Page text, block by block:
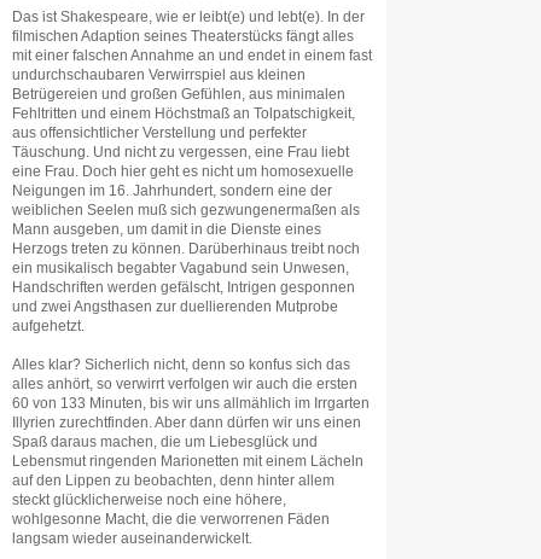
Das ist Shakespeare, wie er leibt(e) und lebt(e). In der
filmischen Adaption seines Theaterstücks fängt alles
mit einer falschen Annahme an und endet in einem fast
undurchschaubaren Verwirrspiel aus kleinen
Betrügereien und großen Gefühlen, aus minimalen
Fehltritten und einem Höchstmaß an Tolpatschigkeit,
aus offensichtlicher Verstellung und perfekter
Täuschung. Und nicht zu vergessen, eine Frau liebt
eine Frau. Doch hier geht es nicht um homosexuelle
Neigungen im 16. Jahrhundert, sondern eine der
weiblichen Seelen muß sich gezwungenermaßen als
Mann ausgeben, um damit in die Dienste eines
Herzogs treten zu können. Darüberhinaus treibt noch
ein musikalisch begabter Vagabund sein Unwesen,
Handschriften werden gefälscht, Intrigen gesponnen
und zwei Angsthasen zur duellierenden Mutprobe
aufgehetzt.
Alles klar? Sicherlich nicht, denn so konfus sich das
alles anhört, so verwirrt verfolgen wir auch die ersten
60 von 133 Minuten, bis wir uns allmählich im Irrgarten
Illyrien zurechtfinden. Aber dann dürfen wir uns einen
Spaß daraus machen, die um Liebesglück und
Lebensmut ringenden Marionetten mit einem Lächeln
auf den Lippen zu beobachten, denn hinter allem
steckt glücklicherweise noch eine höhere,
wohlgesonne Macht, die die verworrenen Fäden
langsam wieder auseinanderwickelt.